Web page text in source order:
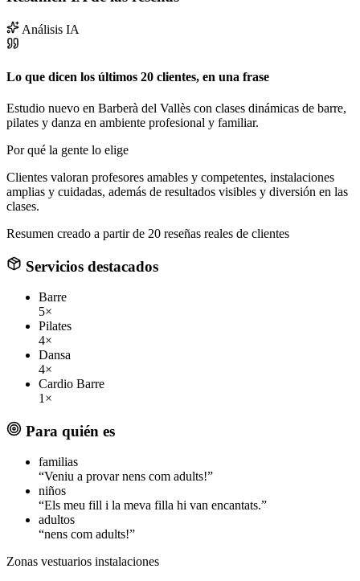
Análisis IA
Lo que dicen los últimos 20 clientes, en una frase
Estudio nuevo en Barberà del Vallès con clases dinámicas de barre,
pilates y danza en ambiente profesional y familiar.
Por qué la gente lo elige
Clientes valoran profesores amables y competentes, instalaciones
amplias y cuidadas, además de resultados visibles y diversión en las
clases.
Resumen creado a partir de 20 reseñas reales de clientes
Servicios destacados
Barre
5×
Pilates
4×
Dansa
4×
Cardio Barre
1×
Para quién es
familias
“Veniu a provar nens com adults!”
niños
“Els meu fill i la meva filla hi van encantats.”
adultos
“nens com adults!”
Zonas vestuarios instalaciones